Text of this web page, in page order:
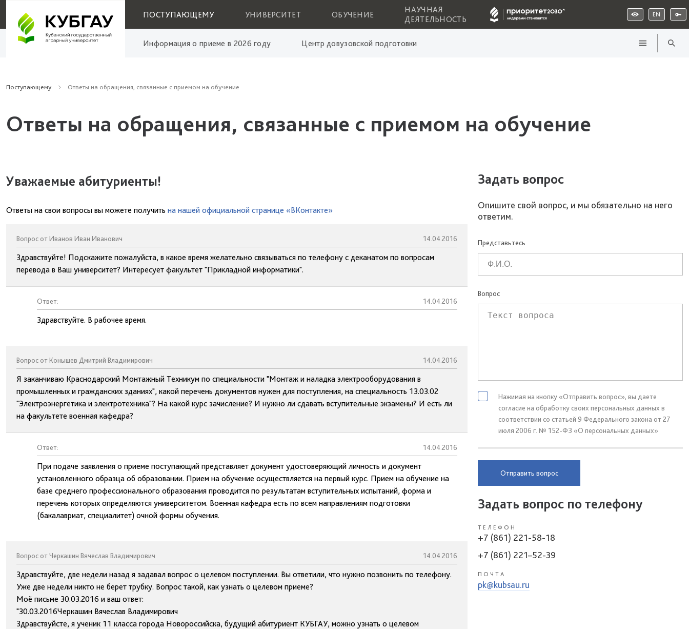
ПОСТУПАЮЩЕМУ УНИВЕРСИТЕТ ОБУЧЕНИЕ
НАУЧНАЯ
ДЕЯТЕЛЬНОСТЬ
EN
Информация о приеме в 2026 году Центр довузовской подготовки
Поступающему Ответы на обращения, связанные с приемом на обучение
Ответы на обращения, связанные с приемом на обучение
Уважаемые абитуриенты!
Ответы на свои вопросы вы можете получить на нашей официальной странице «ВКонтакте»
Вопрос от Иванов Иван Иванович 14.04.2016
Здравствуйте! Подскажите пожалуйста, в какое время желательно связываться по телефону с деканатом по вопросам
перевода в Ваш университет? Интересует факультет "Прикладной информатики".
Ответ: 14.04.2016
Здравствуйте. В рабочее время.
Вопрос от Конышев Дмитрий Владимирович 14.04.2016
Я заканчиваю Краснодарский Монтажный Техникум по специальности "Монтаж и наладка электрооборудования в
промышленных и гражданских зданиях", какой перечень документов нужен для поступления, на специальность 13.03.02
"Электроэнергетика и электротехника"? На какой курс зачисление? И нужно ли сдавать вступительные экзамены? И есть ли
на факультете военная кафедра?
Ответ: 14.04.2016
При подаче заявления о приеме поступающий представляет документ удостоверяющий личность и документ
установленного образца об образовании. Прием на обучение осуществляется на первый курс. Прием на обучение на
базе среднего профессионального образования проводится по результатам вступительных испытаний, форма и
перечень которых определяются университетом. Военная кафедра есть по всем направлениям подготовки
(бакалавриат, специалитет) очной формы обучения.
Вопрос от Черкашин Вячеслав Владимирович 14.04.2016
Здравствуйте, две недели назад я задавал вопрос о целевом поступлении. Вы ответили, что нужно позвонить по телефону.
Уже две недели никто не берет трубку. Вопрос такой, как узнать о целевом приеме?
Моё письме 30.03.2016 и ваш ответ:
"30.03.2016Черкашин Вячеслав Владимирович
Здравствуйсте, я ученик 11 класса города Новороссийска, будущий абитуриент КУБГАУ, можно узнать о целевом
Задать вопрос
Опишите свой вопрос, и мы обязательно на него
ответим.
Представьтесь
Вопрос
Нажимая на кнопку «Отправить вопрос», вы даете
согласие на обработку своих персональных данных в
соответствии со статьей 9 Федерального закона от 27
июля 2006 г. № 152-ФЗ «О персональных данных»
Отправить вопрос
Задать вопрос по телефону
ТЕЛЕФОН
+7 (861) 221-58-18
+7 (861) 221–52-39
ПОЧТА
pk@kubsau.ru